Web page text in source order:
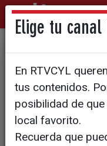
El Boina
para su
edición
Elige tu
En RTVCYL
tus contenidos.
posibilidad de
local favorito.
Recuerda que